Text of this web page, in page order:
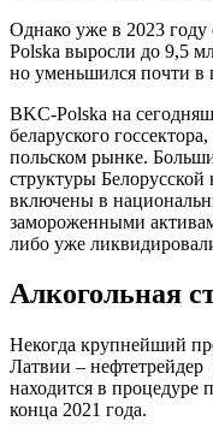
Однако уже в 2023
Polska выросли до 9,5
но уменьшился почти в
BKC-Polska на
беларуского
польском рынке.
структуры
включены в
замороженными
либо уже
Алкогольная
Некогда крупнейший
Латвии –
находится в процедуре
конца 2021 года.